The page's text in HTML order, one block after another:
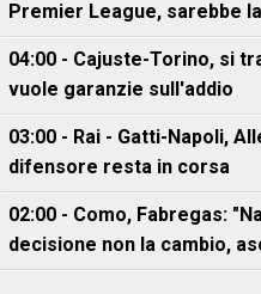
Premier League, sarebbe
04:00 - Cajuste-Torino, si
vuole garanzie sull'addio
03:00 - Rai - Gatti-Napoli,
difensore resta in corsa
02:00 - Como, Fabregas:
decisione non la cambio,